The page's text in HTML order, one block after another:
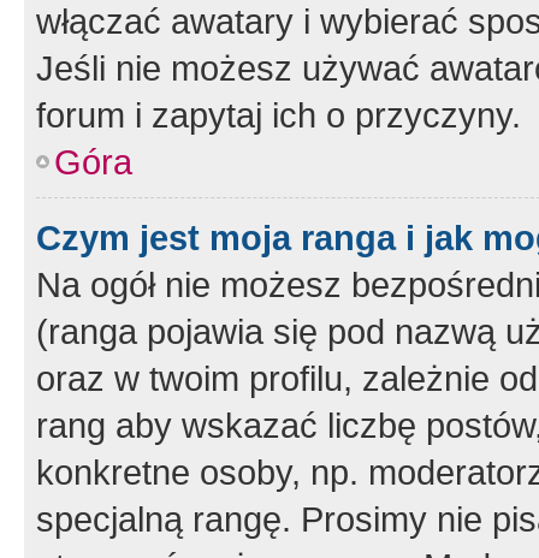
włączać awatary i wybierać
Jeśli nie możesz używać
forum i zapytaj ich o przyczyny.
Góra
Czym jest moja ranga i jak
Na ogół nie możesz
(ranga pojawia się pod nazwą
oraz w twoim profilu, zależnie
rang aby wskazać liczbę
konkretne osoby, np.
specjalną rangę. Prosimy nie